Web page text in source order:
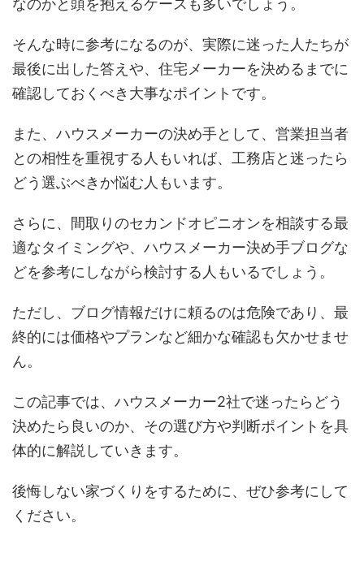
なのかと頭を抱えるケースも多いでしょう。
そんな時に参考になるのが、実際に迷った人たちが
最後に出した答えや、住宅メーカーを決めるまでに
確認しておくべき大事なポイントです。
また、ハウスメーカーの決め手として、営業担当者
との相性を重視する人もいれば、工務店と迷ったら
どう選ぶべきか悩む人もいます。
さらに、間取りのセカンドオピニオンを相談する最
適なタイミングや、ハウスメーカー決め手ブログな
どを参考にしながら検討する人もいるでしょう。
ただし、ブログ情報だけに頼るのは危険であり、最
終的には価格やプランなど細かな確認も欠かせませ
ん。
この記事では、ハウスメーカー2社で迷ったらどう
決めたら良いのか、その選び方や判断ポイントを具
体的に解説していきます。
後悔しない家づくりをするために、ぜひ参考にして
ください。